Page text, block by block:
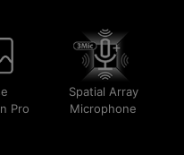
Pro
Spatial Array
Microphone